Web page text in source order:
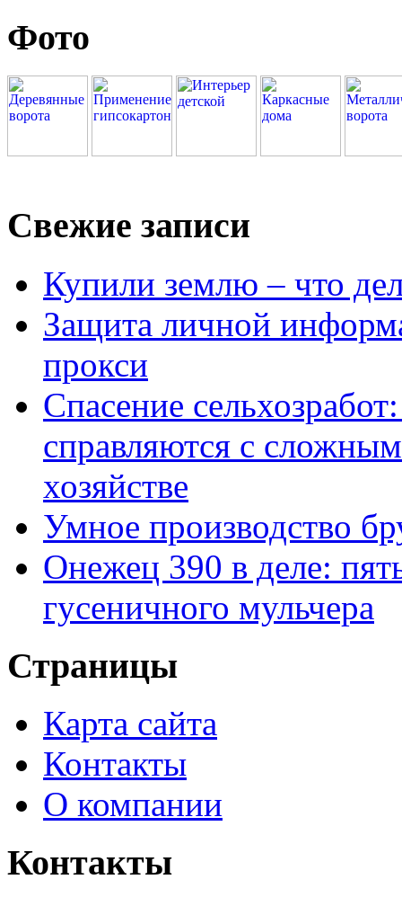
Фото
Свежие записи
Купили землю – что
Защита личной
прокси
Спасение
справляются с
хозяйстве
Умное производство
Онежец 390 в деле:
гусеничного мульчера
Страницы
Карта сайта
Контакты
О компании
Контакты